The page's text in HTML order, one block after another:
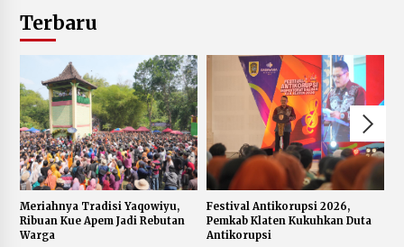
Terbaru
Meriahnya Tradisi Yaqowiyu,
Ribuan Kue Apem Jadi Rebutan
Warga
Festival Antikorupsi 2026,
Pemkab Klaten Kukuhkan Duta
Antikorupsi